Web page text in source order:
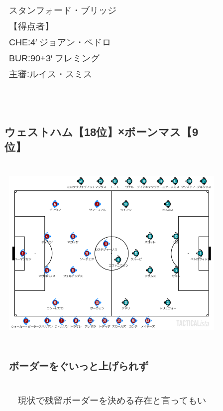
スタンフォード・ブリッジ
【得点者】
CHE:4′ ジョアン・ペドロ
BUR:90+3′ フレミング
主審:ルイス・スミス
ウェストハム【18位】×ボーンマス【9
位】
ボーダーをぐいっと上げられず
現状で残留ボーダーを決める存在と言ってもい